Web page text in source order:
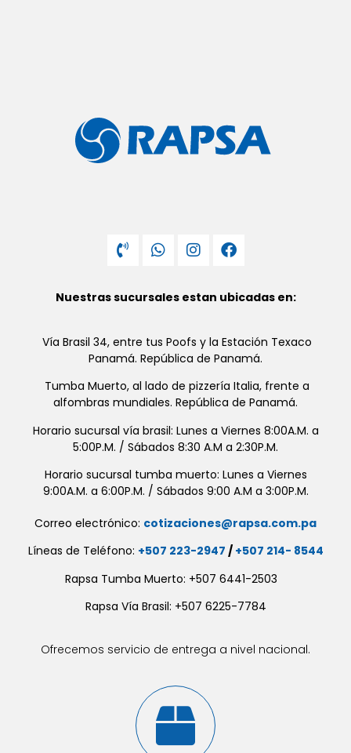
Nuestras sucursales estan ubicadas en:
Vía Brasil 34, entre tus Poofs y la Estación Texaco
Panamá. República de Panamá.
Tumba Muerto, al lado de pizzería Italia, frente a
alfombras mundiales. República de Panamá.
Horario sucursal vía brasil: Lunes a Viernes 8:00A.M. a
5:00P.M. / Sábados 8:30 A.M a 2:30P.M.
Horario sucursal tumba muerto: Lunes a Viernes
9:00A.M. a 6:00P.M. / Sábados 9:00 A.M a 3:00P.M.
Correo electrónico: cotizaciones@rapsa.com.pa
Líneas de Teléfono: +507 223-2947 / +507 214- 8544
Rapsa Tumba Muerto: +507 6441-2503
Rapsa Vía Brasil: +507 6225-7784
Ofrecemos servicio de entrega a nivel nacional.